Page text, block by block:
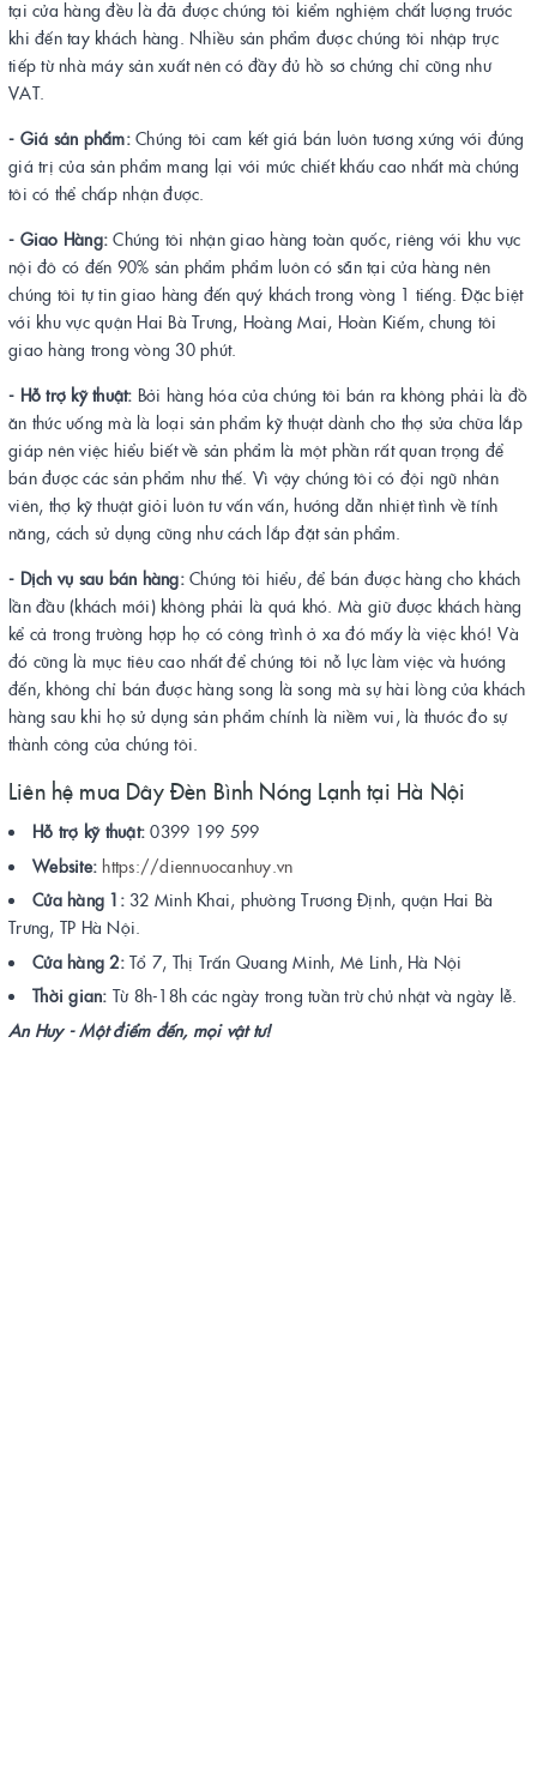
tại cửa hàng đều là đã được chúng tôi kiểm nghiệm chất lượng trước
khi đến tay khách hàng. Nhiều sản phẩm được chúng tôi nhập trực
tiếp từ nhà máy sản xuất nên có đầy đủ hồ sơ chứng chỉ cũng như
VAT.
- Giá sản phẩm:Chúng tôi cam kết giá bán luôn tương xứng với đúng
giá trị của sản phẩm mang lại với mức chiết khấu cao nhất mà chúng
tôi có thể chấp nhận được.
- Giao Hàng: Chúng tôi nhận giao hàng toàn quốc, riêng với khu vực
nội đô có đến 90% sản phẩm phẩm luôn có sẵn tại cửa hàng nên
chúng tôi tự tin giao hàng đến quý khách trong vòng 1 tiếng. Đặc biệt
với khu vực quận Hai Bà Trưng, Hoàng Mai, Hoàn Kiếm, chung tôi
giao hàng trong vòng 30 phút.
- Hỗ trợ kỹ thuật: Bởi hàng hóa của chúng tôi bán ra không phải là đồ
ăn thức uống mà là loại sản phẩm kỹ thuật dành cho thợ sửa chữa lắp
giáp nên việc hiểu biết về sản phẩm là một phần rất quan trọng để
bán được các sản phẩm như thế. Vì vậy chúng tôi có đội ngũ nhân
viên, thợ kỹ thuật giỏi luôn tư vấn vấn, hướng dẫn nhiệt tình về tính
năng, cách sử dụng cũng như cách lắp đặt sản phẩm.
- Dịch vụ sau bán hàng:Chúng tôi hiểu, để bán được hàng cho khách
lần đầu (khách mới) không phải là quá khó. Mà giữ được khách hàng
kể cả trong trường hợp họ có công trình ở xa đó mấy là việc khó! Và
đó cũng là mục tiêu cao nhất để chúng tôi nỗ lực làm việc và hướng
đến, không chỉ bán được hàng song là song mà sự hài lòng của khách
hàng sau khi họ sử dụng sản phẩm chính là niềm vui, là thước đo sự
thành công của chúng tôi.
Liên hệ mua Dây Đèn Bình Nóng Lạnh tại Hà Nội
Hỗ trợ kỹ thuật: 0399 199 599
Website: https://diennuocanhuy.vn
Cửa hàng 1: 32 Minh Khai, phường Trương Định, quận Hai Bà
Trưng, TP Hà Nội.
Cửa hàng 2: Tổ 7, Thị Trấn Quang Minh, Mê Linh, Hà Nội
Thời gian: Từ 8h-18h các ngày trong tuần trừ chủ nhật và ngày lễ.
An Huy - Một điểm đến, mọi vật tư!